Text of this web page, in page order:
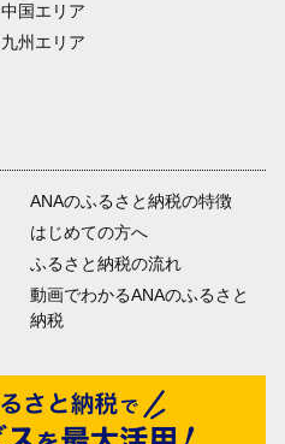
中国エリア
九州エリア
ANAのふるさと納税の特徴
はじめての方へ
ふるさと納税の流れ
動画でわかるANAのふるさと
納税